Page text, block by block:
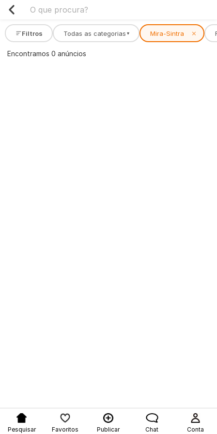
Filtros Todas as categorias ▾ Mira-Sintra ✕
Encontramos 0 anúncios
Pesquisar Favoritos Publicar Chat Conta